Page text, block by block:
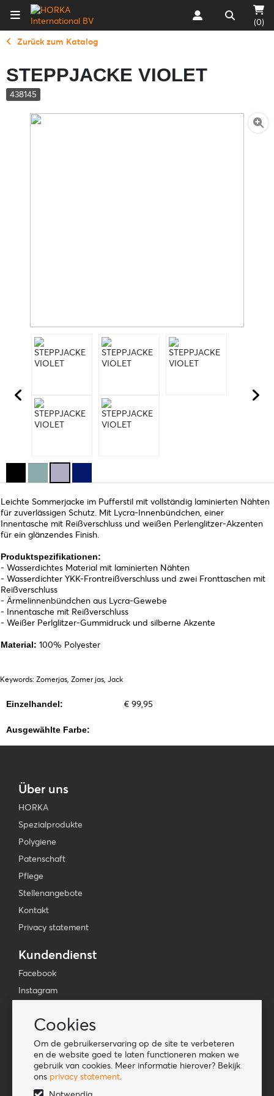
Cookies
Om de gebruikerservaring op de site te verbeteren
en de website goed te laten functioneren maken we
gebruik van cookies. Meer informatie hierover? Bekijk
ons privacy statement.
(0)
Zurück zum Katalog
STEPPJACKE VIOLET
438145
Leichte Sommerjacke im Pufferstil mit vollständig laminierten Nähten
für zuverlässigen Schutz. Mit Lycra-Innenbündchen, einer
Innentasche mit Reißverschluss und weißen Perlenglitzer-Akzenten
für ein glänzendes Finish.
Produktspezifikationen:
- Wasserdichtes Material mit laminierten Nähten
- Wasserdichter YKK-Frontreißverschluss und zwei Fronttaschen mit
Reißverschluss
- Ärmelinnenbündchen aus Lycra-Gewebe
- Innentasche mit Reißverschluss
- Weißer Perlglitzer-Gummidruck und silberne Akzente
Material: 100% Polyester
Keywords: Zomerjas, Zomer jas, Jack
Einzelhandel: € 99,95
Ausgewählte Farbe:
Über uns
HORKA
Spezialprodukte
Polygiene
Patenschaft
Pflege
Stellenangebote
Kontakt
Privacy statement
Kundendienst
Facebook
Instagram
TikTok
Informationen
Lookbook
Become a retailer